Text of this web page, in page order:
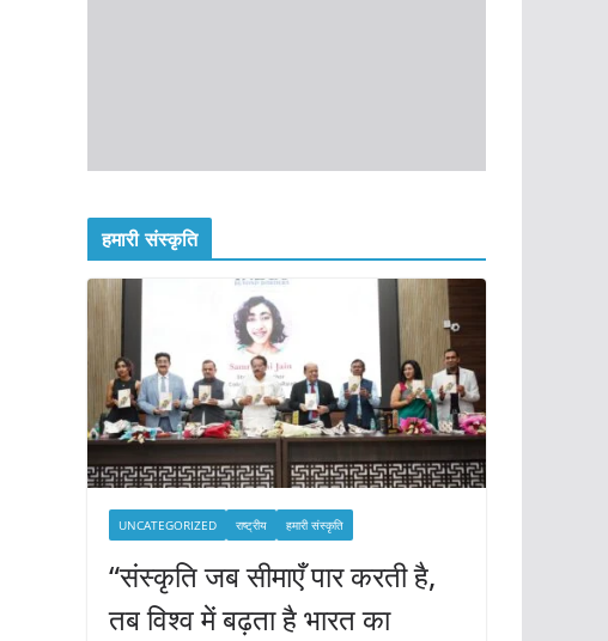
हमारी संस्कृति
UNCATEGORIZED राष्ट्रीय हमारी संस्कृति
“संस्कृति जब सीमाएँ पार करती है,
तब विश्व में बढ़ता है भारत का